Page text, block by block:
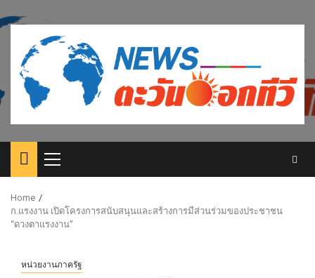
to
content
Primary
Menu
Home
ก.แรงงาน เปิดโครงการสนับสนุนและสร้างการมีส่วนร่วมของประชาชน
“ดวงตาแรงงาน”
หน่วยงานภาครัฐ